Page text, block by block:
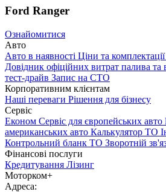
Ford Ranger
Ознайомитися
Авто
Авто в наявності Ціни та комплектації
Довідник офіційних витрат палива
тест-драйв Запис на СТО
Корпоративним клієнтам
Наші переваги Рішення для бізнесу
Сервіс
Економ Сервіс для європейських авто
американських авто Калькулятор ТО
Контрольний бланк ТО Зворотній
Фінансові послуги
Кредитування Лізинг
Моторком+
Адреса: